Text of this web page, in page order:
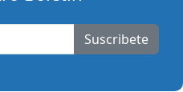
Suscribete